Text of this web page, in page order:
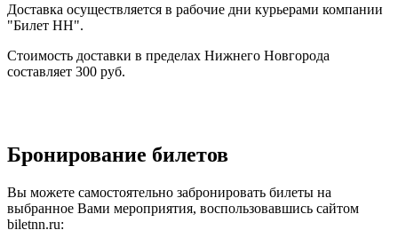
Доставка осуществляется в рабочие дни курьерами компании
"Билет НН".
Стоимость доставки в пределах Нижнего Новгорода
составляет 300 руб.
Бронирование билетов
Вы можете самостоятельно забронировать билеты на
выбранное Вами мероприятия, воспользовавшись сайтом
biletnn.ru: